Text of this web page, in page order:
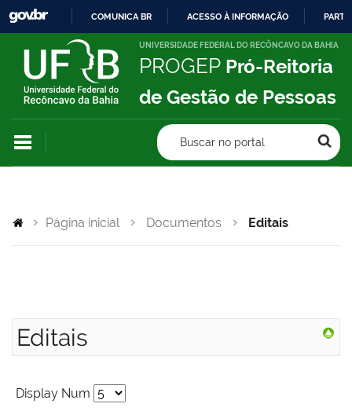
IR
PARA
CONTEÚDO
COMUNICA BR ACESSO À INFORMAÇÃO
UNIVERSIDADE FEDERAL DO RECÔNCAVO DA BAHIA
PROGEP Pró-Reitoria
de Gestão de Pessoas
Buscar no portal
Página inicial Documentos Editais
Editais
Display Num